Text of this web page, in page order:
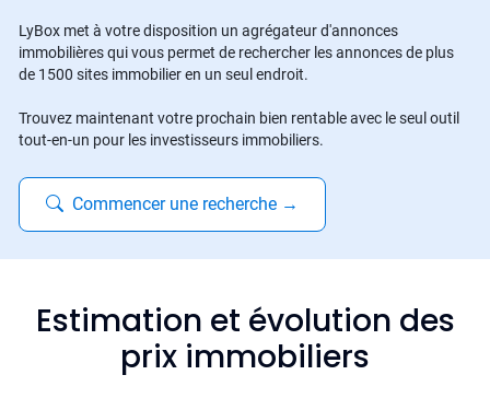
LyBox met à votre disposition un agrégateur d'annonces
immobilières qui vous permet de rechercher les annonces de plus
de 1500 sites immobilier en un seul endroit.
Trouvez maintenant votre prochain bien rentable avec le seul outil
tout-en-un pour les investisseurs immobiliers.
Commencer une recherche →
Estimation et évolution des
prix immobiliers